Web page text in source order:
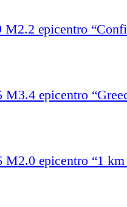
M2.2 epicentro
M3.4 epicentro
M2.0 epicentro “1